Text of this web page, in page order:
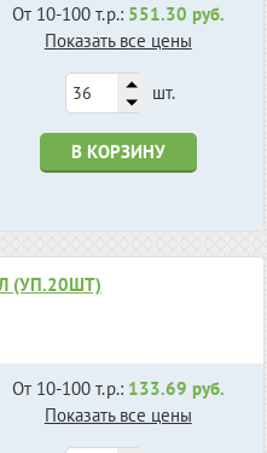
От 10-100 т.р.: 551.30 руб.
Показать все цены
шт.
В КОРЗИНУ
(УП.20ШТ)
От 10-100 т.р.: 133.69 руб.
Показать все цены